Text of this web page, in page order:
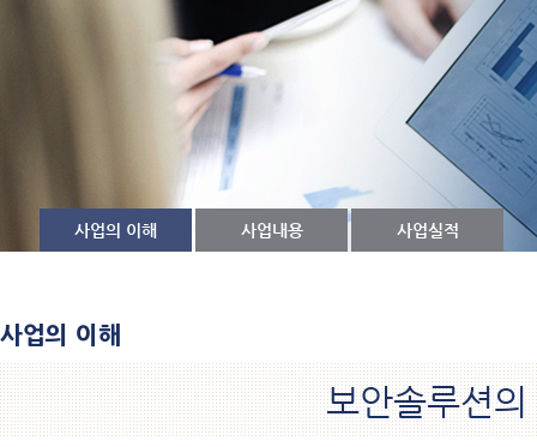
사업의 이해 사업내용 사업실적
사업의 이해
보안솔루션